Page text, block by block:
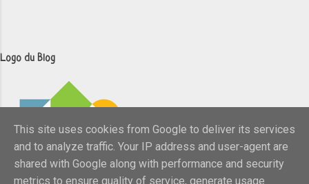
Logo du Blog
This site uses cookies from Google to deliver its services
and to analyze traffic. Your IP address and user-agent are
shared with Google along with performance and security
metrics to ensure quality of service, generate usage